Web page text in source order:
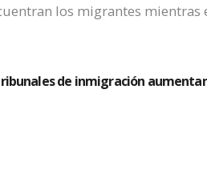
los migrantes mientras
de inmigración